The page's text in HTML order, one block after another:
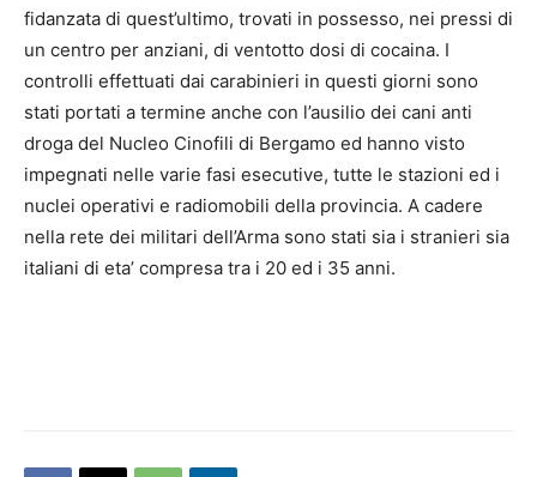
fidanzata di quest’ultimo, trovati in possesso, nei pressi di
un centro per anziani, di ventotto dosi di cocaina. I
controlli effettuati dai carabinieri in questi giorni sono
stati portati a termine anche con l’ausilio dei cani anti
droga del Nucleo Cinofili di Bergamo ed hanno visto
impegnati nelle varie fasi esecutive, tutte le stazioni ed i
nuclei operativi e radiomobili della provincia. A cadere
nella rete dei militari dell’Arma sono stati sia i stranieri sia
italiani di eta’ compresa tra i 20 ed i 35 anni.